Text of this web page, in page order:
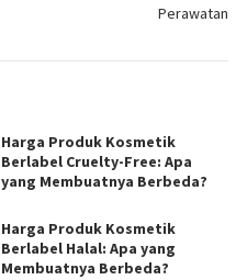
Perawatan
Harga Produk Kosmetik
Berlabel Cruelty-Free: Apa
yang Membuatnya Berbeda?
Harga Produk Kosmetik
Berlabel Halal: Apa yang
Membuatnya Berbeda?